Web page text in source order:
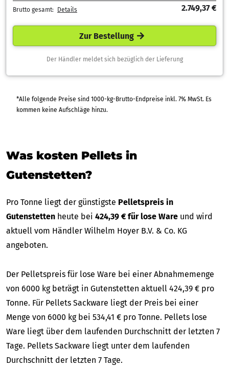
Brutto gesamt: Details 2.749,37 €
Zur Bestellung
Der Händler meldet sich bezüglich der Lieferung
*Alle folgende Preise sind 1000-kg-Brutto-Endpreise inkl. 7% MwSt. Es
kommen keine Aufschläge hinzu.
Was kosten Pellets in
Gutenstetten?
Pro Tonne liegt der günstigste Pelletspreis in
Gutenstetten heute bei 424,39 € für lose Ware und wird
aktuell vom Händler Wilhelm Hoyer B.V. & Co. KG
angeboten.
Der Pelletspreis für lose Ware bei einer Abnahmemenge
von 6000 kg beträgt in Gutenstetten aktuell 424,39 € pro
Tonne. Für Pellets Sackware liegt der Preis bei einer
Menge von 6000 kg bei 534,41 € pro Tonne. Pellets lose
Ware liegt über dem laufenden Durchschnitt der letzten 7
Tage. Pellets Sackware liegt unter dem laufenden
Durchschnitt der letzten 7 Tage.